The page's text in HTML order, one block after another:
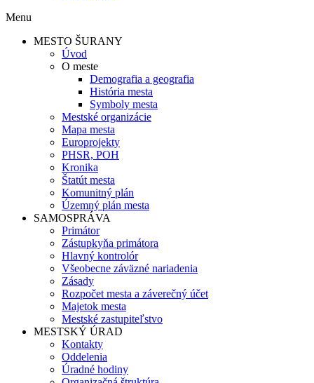
Menu
MESTO ŠURANY
Úvod
O meste
Demografia a geografia
História mesta
Symboly mesta
Mestské organizácie
Mapa mesta
Europrojekty
PHSR, POH
Kronika
Štatút mesta
Komunitný plán
Územný plán mesta
SAMOSPRÁVA
Primátor
Zástupkyňa primátora
Hlavný kontrolór
Všeobecne záväzné nariadenia
Zásady
Rozpočet mesta a záverečný účet
Majetok mesta
Mestské zastupiteľstvo
MESTSKÝ ÚRAD
Kontakty
Oddelenia
Úradné hodiny